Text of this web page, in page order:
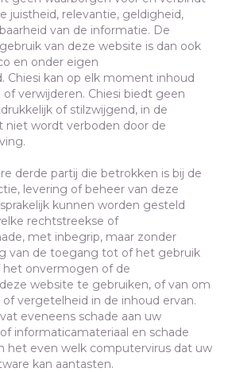
juistheid, relevantie, geldigheid,
van de informatie. De
van deze website is dan ook
en onder eigen
Chiesi kan op elk moment inhoud
verwijderen. Chiesi biedt geen
of stilzwijgend, in de
niet wordt verboden door de
derde partij die betrokken is bij de
levering of beheer van deze
kunnen worden gesteld
rechtstreekse of
met inbegrip, maar zonder
van de toegang tot of het gebruik
onvermogen of de
website te gebruiken, of van om
vergetelheid in de inhoud ervan.
eveneens schade aan uw
informaticamateriaal en schade
het even welk computervirus dat uw
kan aantasten.